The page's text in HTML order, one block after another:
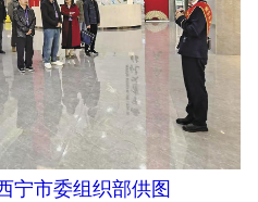
宁市委组织部供图